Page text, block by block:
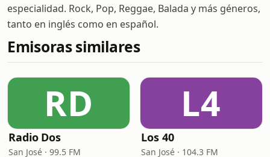
especialidad. Rock, Pop, Reggae, Balada y más géneros,
tanto en inglés como en español.
Emisoras similares
RD
Radio Dos
San José · 99.5 FM
L4
Los 40
San José · 104.3 FM